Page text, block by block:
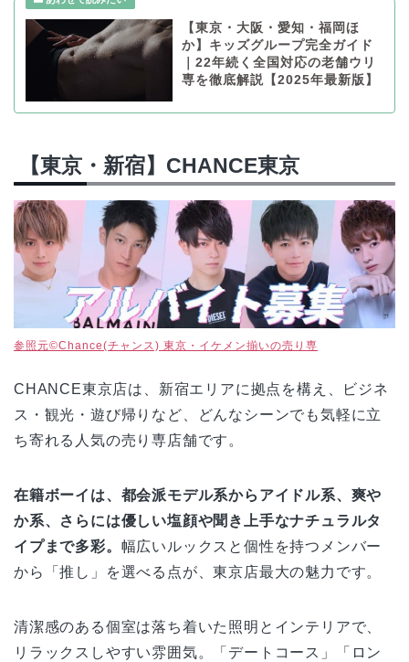
【東京・大阪・愛知・福岡ほ
か】キッズグループ完全ガイド
｜22年続く全国対応の老舗ウリ
専を徹底解説【2025年最新版】
【東京・新宿】CHANCE東京
参照元©Chance(チャンス) 東京・イケメン揃いの売り専
CHANCE東京店は、新宿エリアに拠点を構え、ビジネ
ス・観光・遊び帰りなど、どんなシーンでも気軽に立
ち寄れる人気の売り専店舗です。
在籍ボーイは、都会派モデル系からアイドル系、爽や
か系、さらには優しい塩顔や聞き上手なナチュラルタ
イプまで多彩。 幅広いルックスと個性を持つメンバー
から「推し」を選べる点が、東京店最大の魅力です。
清潔感のある個室は落ち着いた照明とインテリアで、
リラックスしやすい雰囲気。「デートコース」「ロン